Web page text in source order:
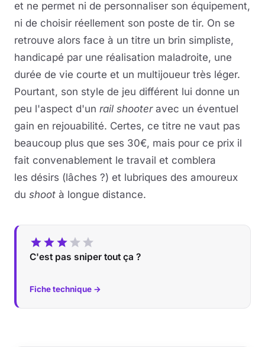
et ne permet ni de personnaliser son équipement,
ni de choisir réellement son poste de tir. On se
retrouve alors face à un titre un brin simpliste,
handicapé par une réalisation maladroite, une
durée de vie courte et un multijoueur très léger.
Pourtant, son style de jeu différent lui donne un
peu l'aspect d'un rail shooteravec un éventuel
gain en rejouabilité. Certes, ce titre ne vaut pas
beaucoup plus que ses 30€, mais pour ce prix il
fait convenablement le travail et comblera
les désirs (lâches ?) et lubriques des amoureux
du shoot à longue distance.
C'est pas sniper tout ça ?
Fiche technique →